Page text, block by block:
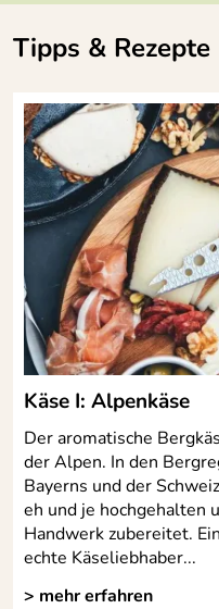
Sehr edel auf dem Tisch,
Kaufdatum: 15.05.2020
Bewertungsdatum:
Tipps & Rezepte
Käse I: Alpenkäse
Der aromatische
der Alpen. In den
Bayerns und der
eh und je hochgehalten
Handwerk zubereitet.
echte Käseliebhaber...
> mehr erfahren